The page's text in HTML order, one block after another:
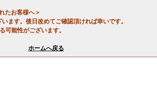
たお客様へ＞
ます。後日改めてご確認頂ければ幸いです。
可能性がございます。
ホームへ戻る